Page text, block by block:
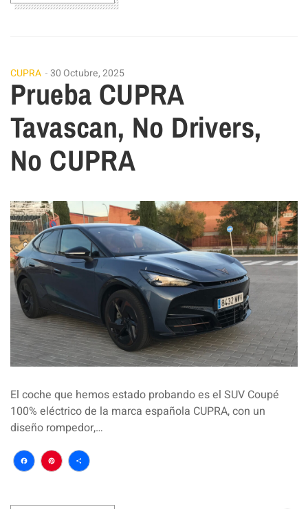
CUPRA 30 Octubre, 2025
Prueba CUPRA
Tavascan, No Drivers,
No CUPRA
El coche que hemos estado probando es el SUV Coupé
100% eléctrico de la marca española CUPRA, con un
diseño rompedor,…
Facebook
Pinterest
Compartir